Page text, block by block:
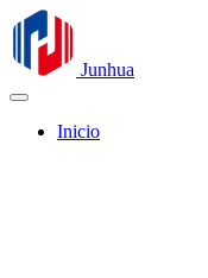
Junhua
Inicio